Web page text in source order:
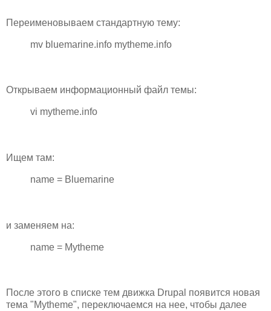
Переименовываем стандартную тему:
mv bluemarine.info mytheme.info
Открываем информационный файл темы:
vi mytheme.info
Ищем там:
name = Bluemarine
и заменяем на:
name = Mytheme
После этого в списке тем движка Drupal появится новая
тема "Mytheme", переключаемся на нее, чтобы далее